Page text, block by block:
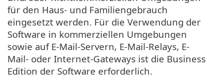
für den Haus- und Familiengebrauch
eingesetzt werden. Für die Verwendung der
Software in kommerziellen Umgebungen
sowie auf E-Mail-Servern, E-Mail-Relays, E-
Mail- oder Internet-Gateways ist die Business
Edition der Software erforderlich.